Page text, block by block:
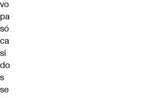
vo
pa
só
ca
si
do
s
se